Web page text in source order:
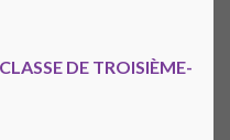
DE TROISIÈME-